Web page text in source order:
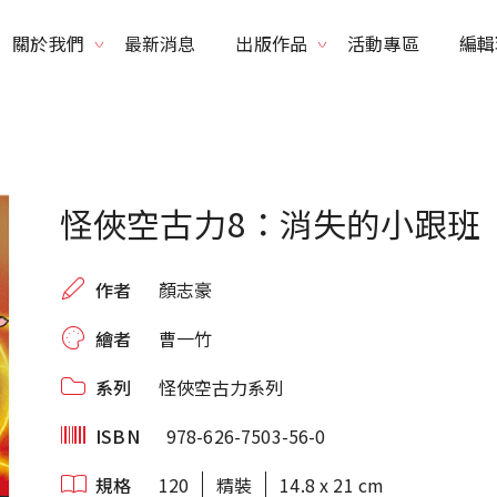
關於我們 最新消息 出版作品 活動專區 編
怪俠空古力8：消失的小跟班
作者
顏志豪
繪者
曹一竹
系列
怪俠空古力系列
ISBN
978-626-7503-56-0
規格
120 精裝 14.8 x 21 cm